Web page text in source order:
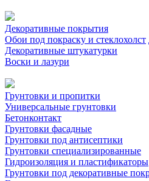
Декоративные покрытия
Обои под покраску и стеклохолст
Декоративные штукатурки
Воски и лазури
Грунтовки и пропитки
Универсальные грунтовки
Бетонконтакт
Грунтовки фасадные
Грунтовки под антисептики
Грунтовки специализированные
Гидроизоляция и пластификаторы
Грунтовки под декоративные